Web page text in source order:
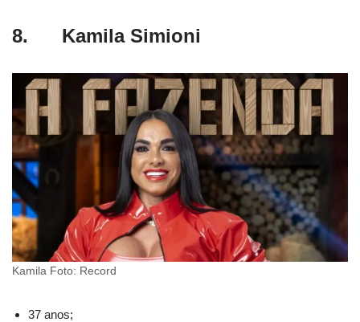
8. Kamila Simioni
Kamila Foto: Record
37 anos;